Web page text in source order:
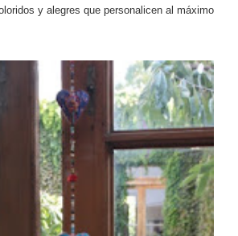
y alegres que personalicen al máximo